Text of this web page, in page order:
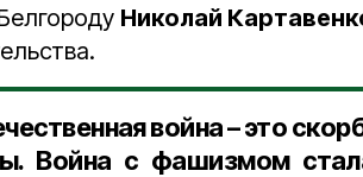
Николай
война – это
Война с фашизмом